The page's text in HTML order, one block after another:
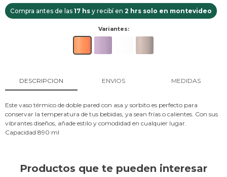
Compra antes de las 17 hs y recibí en 2 hrs solo en montevideo
Variantes:
DESCRIPCION ENVIOS MEDIDAS
Este vaso térmico de doble pared con asa y sorbito es perfecto para
conservar la temperatura de tus bebidas, ya sean frías o calientes. Con sus
vibrantes diseños, añade estilo y comodidad en cualquier lugar.
Capacidad 890 ml
Productos que te pueden interesar